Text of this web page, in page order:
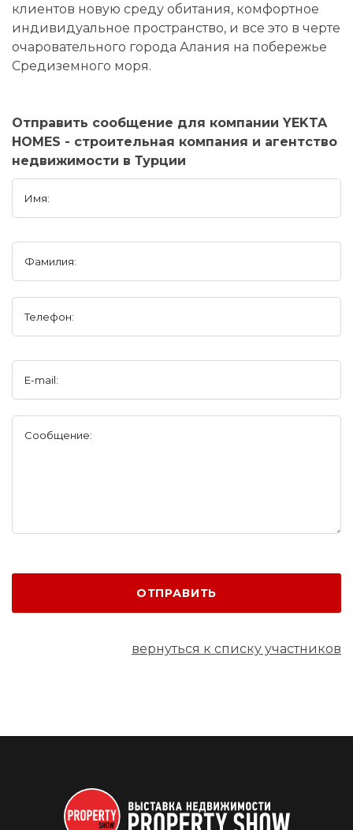
клиентов новую среду обитания, комфортное
индивидуальное пространство, и все это в черте
очаровательного города Алания на побережье
Средиземного моря.
Отправить сообщение для компании YEKTA
HOMES - строительная компания и агентство
недвижимости в Турции
Имя:
Фамилия:
Телефон:
E-mail:
Сообщение:
ОТПРАВИТЬ
вернуться к списку участников